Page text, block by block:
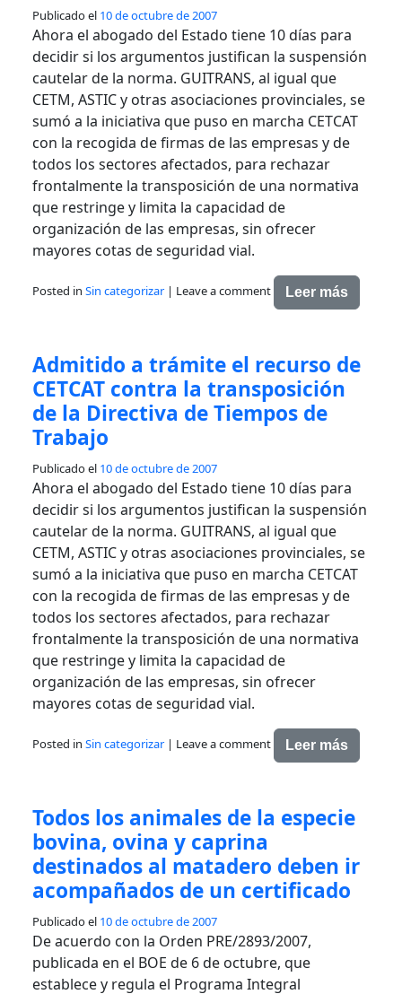
Publicado el 10 de octubre de 2007
Ahora el abogado del Estado tiene 10 días para
decidir si los argumentos justifican la suspensión
cautelar de la norma. GUITRANS, al igual que
CETM, ASTIC y otras asociaciones provinciales, se
sumó a la iniciativa que puso en marcha CETCAT
con la recogida de firmas de las empresas y de
todos los sectores afectados, para rechazar
frontalmente la transposición de una normativa
que restringe y limita la capacidad de
organización de las empresas, sin ofrecer
mayores cotas de seguridad vial.
Posted in Sin categorizar | Leave a comment Leer más
Admitido a trámite el recurso de
CETCAT contra la transposición
de la Directiva de Tiempos de
Trabajo
Publicado el 10 de octubre de 2007
Ahora el abogado del Estado tiene 10 días para
decidir si los argumentos justifican la suspensión
cautelar de la norma. GUITRANS, al igual que
CETM, ASTIC y otras asociaciones provinciales, se
sumó a la iniciativa que puso en marcha CETCAT
con la recogida de firmas de las empresas y de
todos los sectores afectados, para rechazar
frontalmente la transposición de una normativa
que restringe y limita la capacidad de
organización de las empresas, sin ofrecer
mayores cotas de seguridad vial.
Posted in Sin categorizar | Leave a comment Leer más
Todos los animales de la especie
bovina, ovina y caprina
destinados al matadero deben ir
acompañados de un certificado
Publicado el 10 de octubre de 2007
De acuerdo con la Orden PRE/2893/2007,
publicada en el BOE de 6 de octubre, que
establece y regula el Programa Integral